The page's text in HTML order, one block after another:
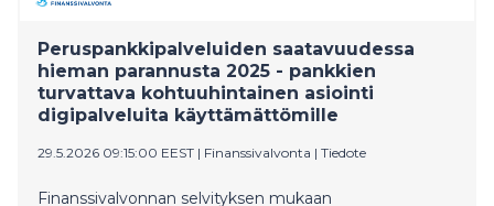
Peruspankkipalveluiden saatavuudessa
hieman parannusta 2025 - pankkien
turvattava kohtuuhintainen asiointi
digipalveluita käyttämättömille
29.5.2026 09:15:00 EEST | Finanssivalvonta | Tiedote
Finanssivalvonnan selvityksen mukaan